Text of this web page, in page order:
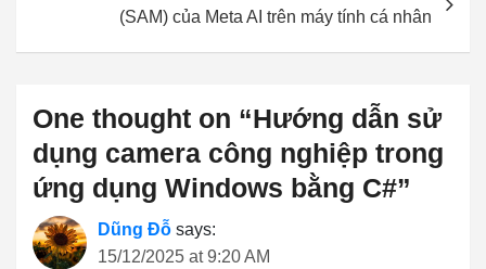
(SAM) của Meta AI trên máy tính cá nhân
One thought on “Hướng dẫn sử
dụng camera công nghiệp trong
ứng dụng Windows bằng C#”
Dũng Đỗ says:
15/12/2025 at 9:20 AM